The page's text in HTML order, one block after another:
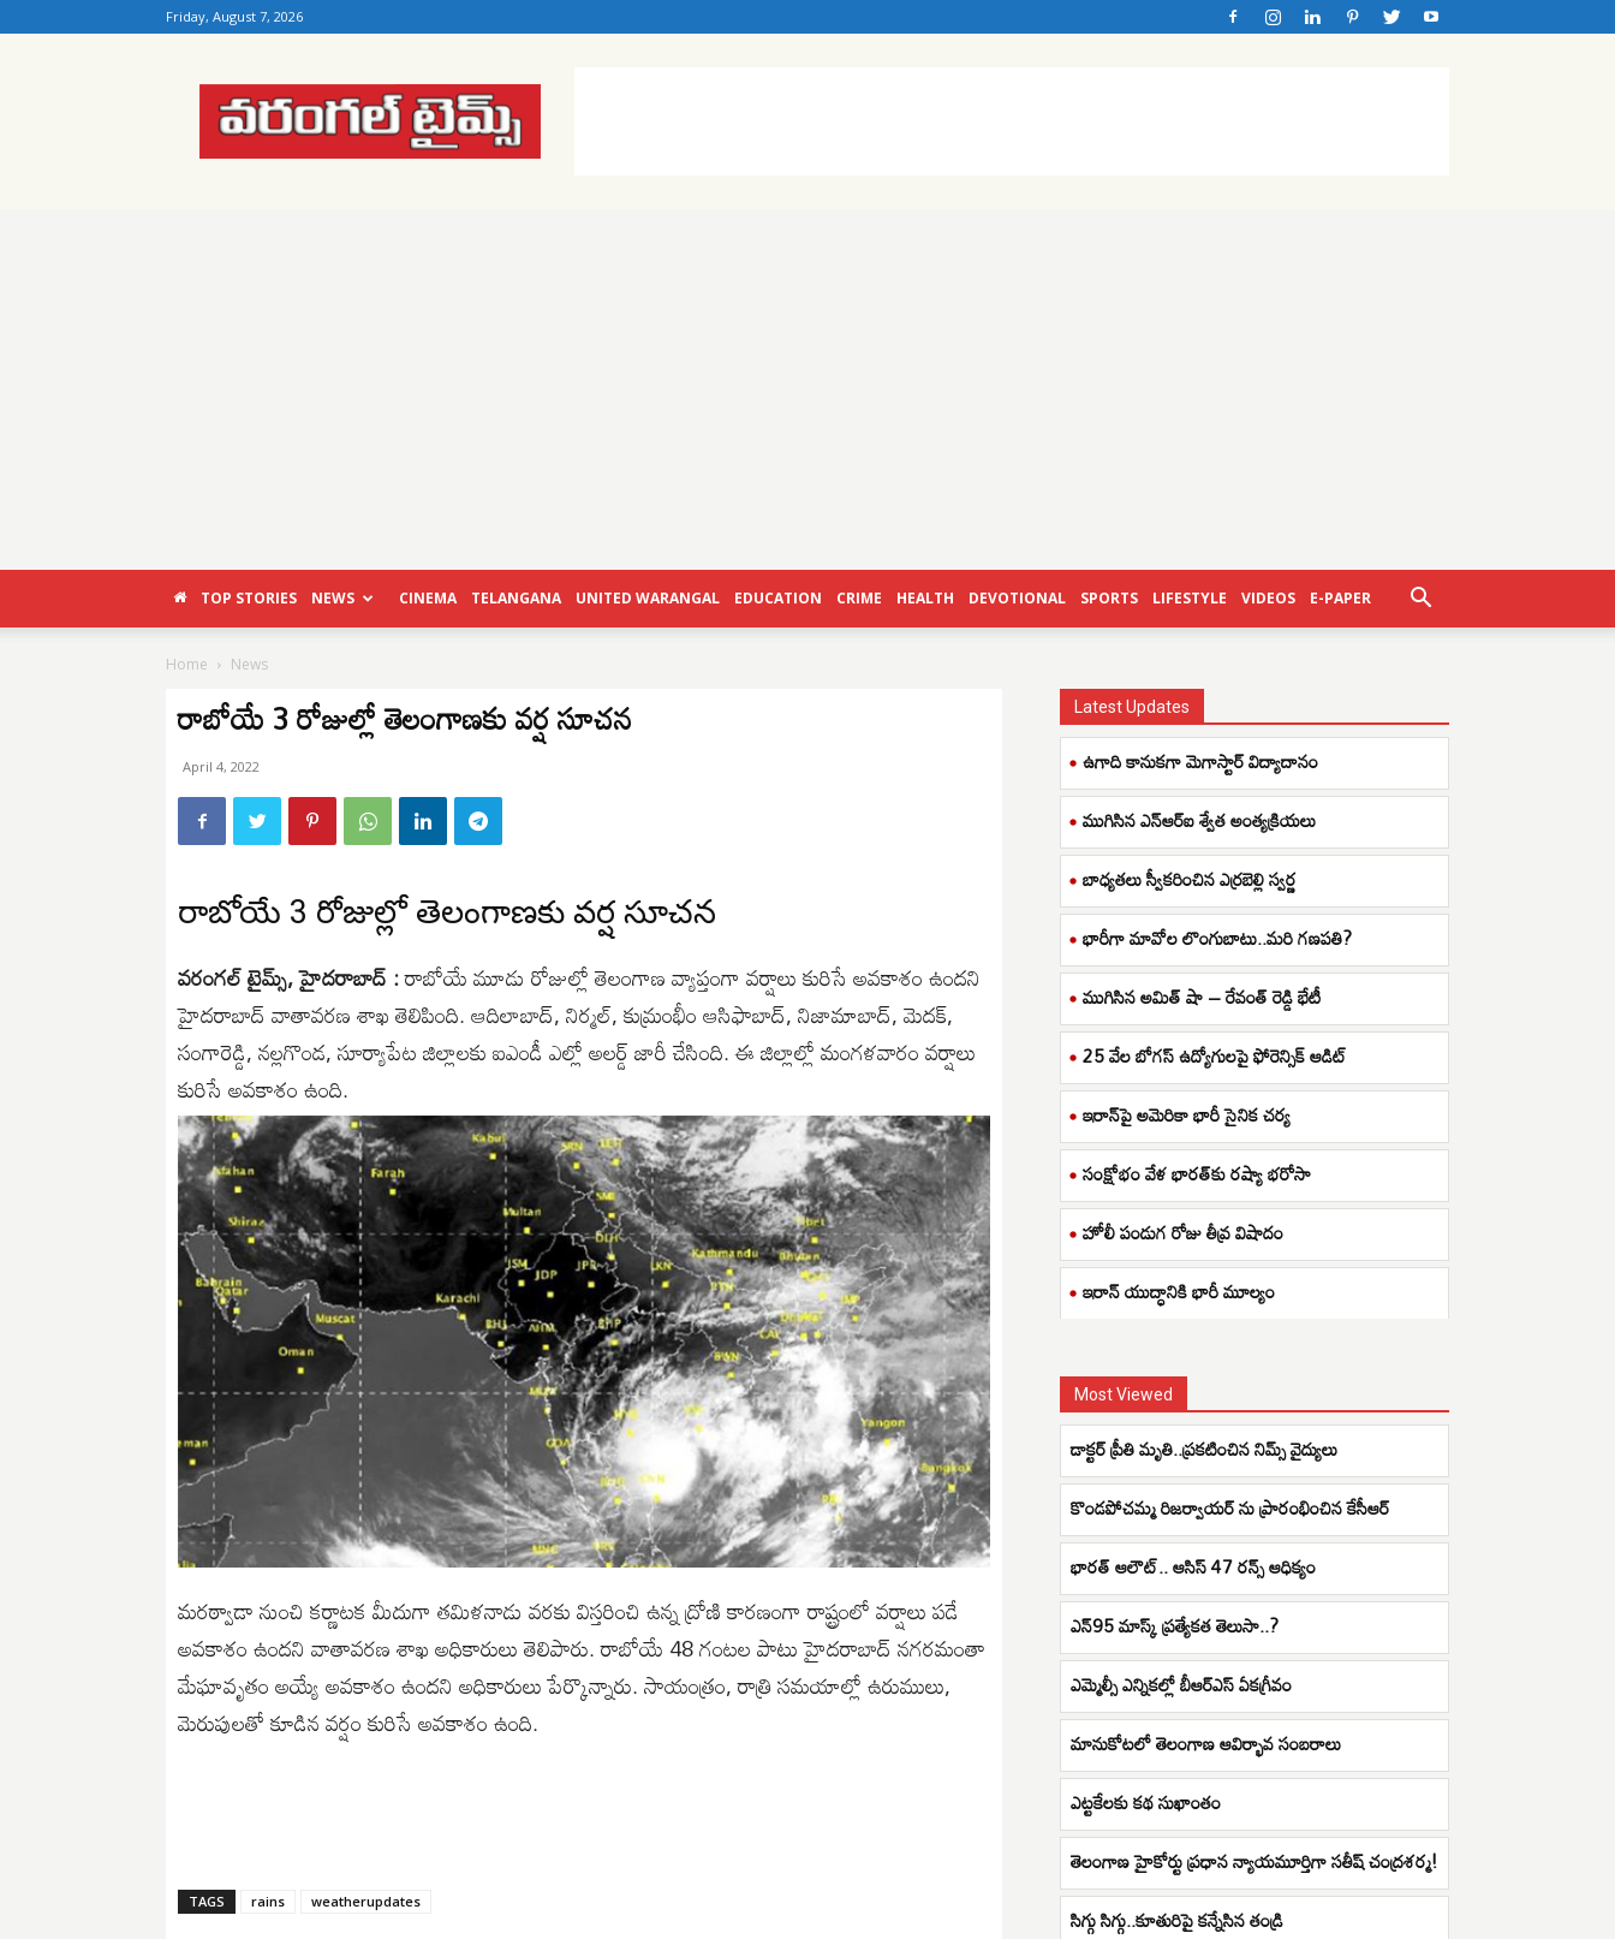
Friday, August 7, 2026
Warangal
Times
TOP STORIES NEWS CINEMA TELANGANA UNITED WARANGAL EDUCATION CRIME HEALTH DEVOTIONAL SPORTS LIFESTYLE VIDEOS E-PAPER
Home News
రాబోయే 3 రోజుల్లో తెలంగాణకు వర్ష సూచన
April 4, 2022
రాబోయే 3 రోజుల్లో తెలంగాణకు వర్ష సూచన
వరంగల్ టైమ్స్, హైదరాబాద్ :రాబోయే మూడు రోజుల్లో తెలంగాణ వ్యాప్తంగా వర్షాలు కురిసే అవకాశం ఉందని
హైదరాబాద్ వాతావరణ శాఖ తెలిపింది. ఆదిలాబాద్, నిర్మల్, కుమ్రంభీం ఆసిఫాబాద్, నిజామాబాద్, మెదక్,
సంగారెడ్డి, నల్లగొండ, సూర్యాపేట జిల్లాలకు ఐఎండీ ఎల్లో అలర్డ్ జారీ చేసింది. ఈ జిల్లాల్లో మంగళవారం వర్షాలు
కురిసే అవకాశం ఉంది.
మరఠ్వాడా నుంచి కర్ణాటక మీదుగా తమిళనాడు వరకు విస్తరించి ఉన్న ద్రోణి కారణంగా రాష్ట్రంలో వర్షాలు పడే
అవకాశం ఉందని వాతావరణ శాఖ అధికారులు తెలిపారు. రాబోయే 48 గంటల పాటు హైదరాబాద్ నగరమంతా
మేఘావృతం అయ్యే అవకాశం ఉందని అధికారులు పేర్కొన్నారు. సాయంత్రం, రాత్రి సమయాల్లో ఉరుములు,
మెరుపులతో కూడిన వర్షం కురిసే అవకాశం ఉంది.
TAGS rains weatherupdates
Latest Updates
ఉగాది కానుకగా మెగాస్టార్ విద్యాదానం
ముగిసిన ఎన్ఆర్ఐ శ్వేత అంత్యక్రియలు
బాధ్యతలు స్వీకరించిన ఎర్రబెల్లి స్వర్ణ
భారీగా మావోల లొంగుబాటు..మరి గణపతి?
ముగిసిన అమిత్ షా – రేవంత్ రెడ్డి భేటీ
25 వేల బోగస్ ఉద్యోగులపై ఫోరెన్సిక్ ఆడిట్
ఇరాన్‌పై అమెరికా భారీ సైనిక చర్య
సంక్షోభం వేళ భారత్‌కు రష్యా భరోసా
హోలీ పండుగ రోజు తీవ్ర విషాదం
ఇరాన్ యుద్ధానికి భారీ మూల్యం
Most Viewed
డాక్టర్ ప్రీతి మృతి..ప్రకటించిన నిమ్స్‌ వైద్యులు
కొండపోచమ్మ రిజర్వాయర్‌ ను ప్రారంభించిన కేసీఆర్‌
భారత్ ఆలౌట్.. ఆసిస్ 47 రన్స్ ఆధిక్యం
ఎన్‌95 మాస్క్ ప్రత్యేకత తెలుసా..?
ఎమ్మెల్సీ ఎన్నికల్లో బీఆర్ఎస్ ఏకగ్రీవం
మానుకోటలో తెలంగాణ ఆవిర్భావ సంబరాలు
ఎట్టకేలకు క‌థ సుఖాంతం
తెలంగాణ హైకోర్టు ప్రధాన న్యాయమూర్తిగా సతీష్ చంద్రశర్మ!
సిగ్గు సిగ్గు..కూతురిపై కన్నేసిన తండ్రి